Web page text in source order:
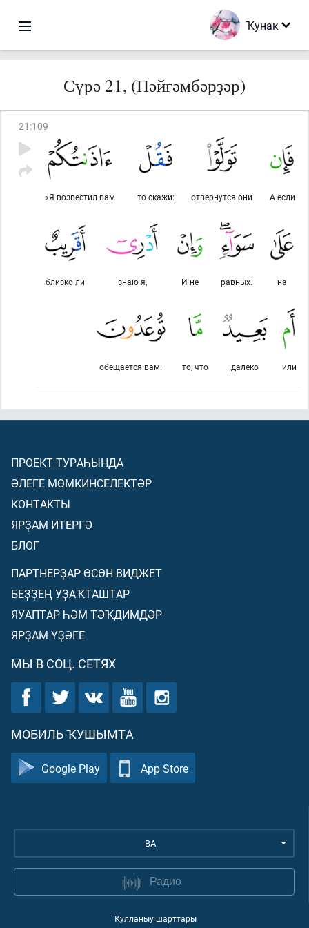
Ҡунак
Сүрә 21, (Пәйғәмбәрҙәр)
21 :109
А если
отвернутся они
то скажи:
«Я возвестил вам
на
равных.
И не
знаю я,
близко ли
или
далеко
то, что
обещается вам.
ПРОЕКТ ТУРАҺЫНДА
ӘЛЕГЕ МӨМКИНСЕЛЕКТӘР
КОНТАКТЫ
ЯРҘАМ ИТЕРГӘ
БЛОГ
ПАРТНЕРҘАР ӨСӨН ВИДЖЕТ
БЕҘҘЕҢ УҘАҠТАШТАР
ЯУАПТАР ҺӘМ ТӘҠДИМДӘР
ЯРҘАМ ҮҘӘГЕ
МЫ В СОЦ. СЕТЯХ
МОБИЛЬ ҠУШЫМТА
Google Play App Store
BA
Радио
Ҡулланыу шарттары